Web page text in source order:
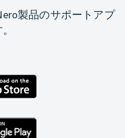
製品のサポートアプ